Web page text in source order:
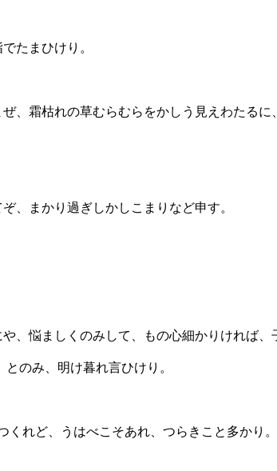
たまひけり。
、霜枯れの草むらむらをかしう見えわたる
、まかり過ぎしかしこまりなど申す。
みして、もの心細かりければ、子どもに、ただこの君
任せて、ありつる世に変はらで仕うまつれ」 とのみ、明け暮れ言ひけり。
れど、うはべこそあれ、つらきこと多かり。